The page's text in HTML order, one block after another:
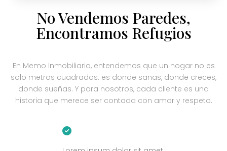
No Vendemos Paredes,
Encontramos Refugios
En Memo Inmobiliaria, entendemos que un hogar no es
solo metros cuadrados: es donde sanas, donde creces,
donde sueñas. Y para nosotros, cada cliente es una
historia que merece ser contada con amor y respeto.